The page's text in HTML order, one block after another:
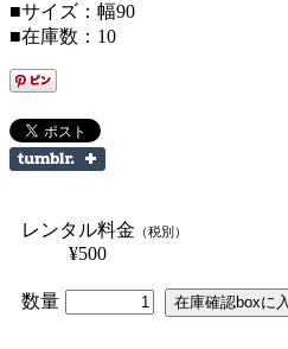
■サイズ：幅90
■在庫数：10
レンタル料金 （税別）
¥500
数量